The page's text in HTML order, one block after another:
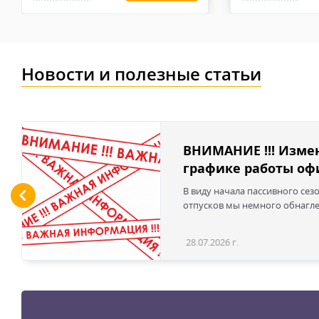
высококачественные перчатки будут быстро
Новости и полезные статьи
ВНИМАНИЕ !!!
графике работы
В виду начала пассивного
отпусков мы немного
28.07.2026 г.